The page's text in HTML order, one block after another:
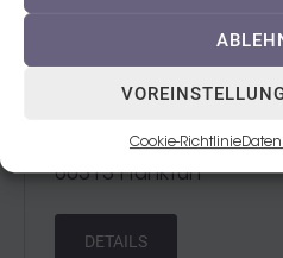
Cookie-Richtlinie
Workshop Full Face -
60313 Frankfurt
DETAILS